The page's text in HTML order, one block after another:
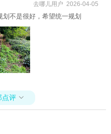
的茶山里暴走，把烦恼丢在每
里。 小朋友说下次目标：冲进
去哪儿用户 2026-04-05
不是很好，希望统一规划
点评 